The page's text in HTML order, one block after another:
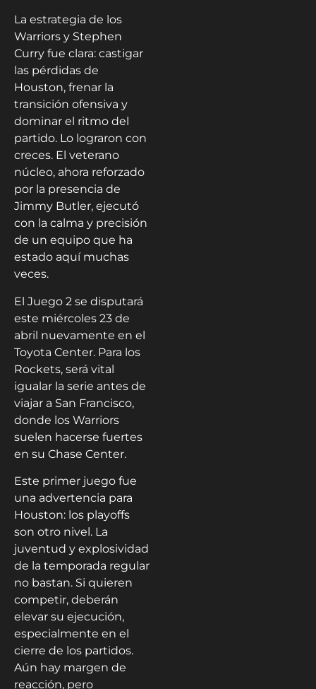
La estrategia de los
Warriors y Stephen
Curry fue clara: castigar
las pérdidas de
Houston, frenar la
transición ofensiva y
dominar el ritmo del
partido. Lo lograron con
creces. El veterano
núcleo, ahora reforzado
por la presencia de
Jimmy Butler, ejecutó
con la calma y precisión
de un equipo que ha
estado aquí muchas
veces.
El Juego 2 se disputará
este miércoles 23 de
abril nuevamente en el
Toyota Center. Para los
Rockets, será vital
igualar la serie antes de
viajar a San Francisco,
donde los Warriors
suelen hacerse fuertes
en su Chase Center.
Este primer juego fue
una advertencia para
Houston: los playoffs
son otro nivel. La
juventud y explosividad
de la temporada regular
no bastan. Si quieren
competir, deberán
elevar su ejecución,
especialmente en el
cierre de los partidos.
Aún hay margen de
reacción, pero